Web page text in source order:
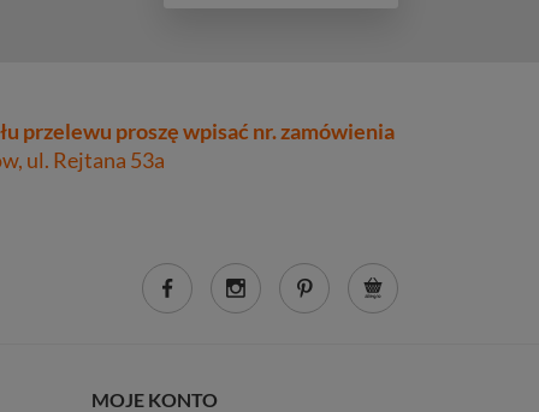
przelewu proszę wpisać nr. zamówienia
ul. Rejtana 53a
MOJE KONTO